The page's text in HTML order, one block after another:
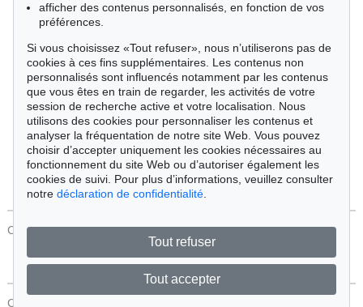
Trier par:
Tous les objets
Offres actuelles
Objets vendus
Chercher
CONTACT Protection Des Données
CONTACT
afficher des contenus personnalisés, en fonction de vos
préférences.
Si vous choisissez «Tout refuser», nous n’utiliserons pas de
cookies à ces fins supplémentaires. Les contenus non
personnalisés sont influencés notamment par les contenus
que vous êtes en train de regarder, les activités de votre
session de recherche active et votre localisation. Nous
utilisons des cookies pour personnaliser les contenus et
analyser la fréquentation de notre site Web. Vous pouvez
choisir d’accepter uniquement les cookies nécessaires au
fonctionnement du site Web ou d’autoriser également les
cookies de suivi. Pour plus d’informations, veuillez consulter
notre déclaration de confidentialité
Tout refuser
Tout accepter